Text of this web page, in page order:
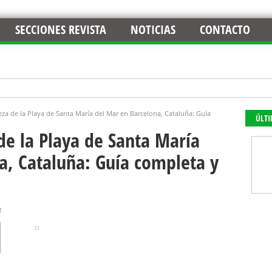
SECCIONES REVISTA NOTICIAS CONTACTO
de la Playa de Santa María del Mar en Barcelona, Cataluña: Guía
la Playa de Santa María
Cataluña: Guía completa y